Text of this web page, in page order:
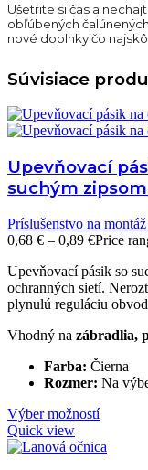
Ušetrite si čas a
obľúbených
nové doplnky čo
Súvisiace
Upevňovací
suchým
Príslušenstvo na
0,68 € – 0,89 €Price
Upevňovací pásik so
ochranných sietí.
plynulú reguláciu
Vhodný na zábradlia,
Farba: Čierna
Rozmer: Na
Výber možností
Quick view